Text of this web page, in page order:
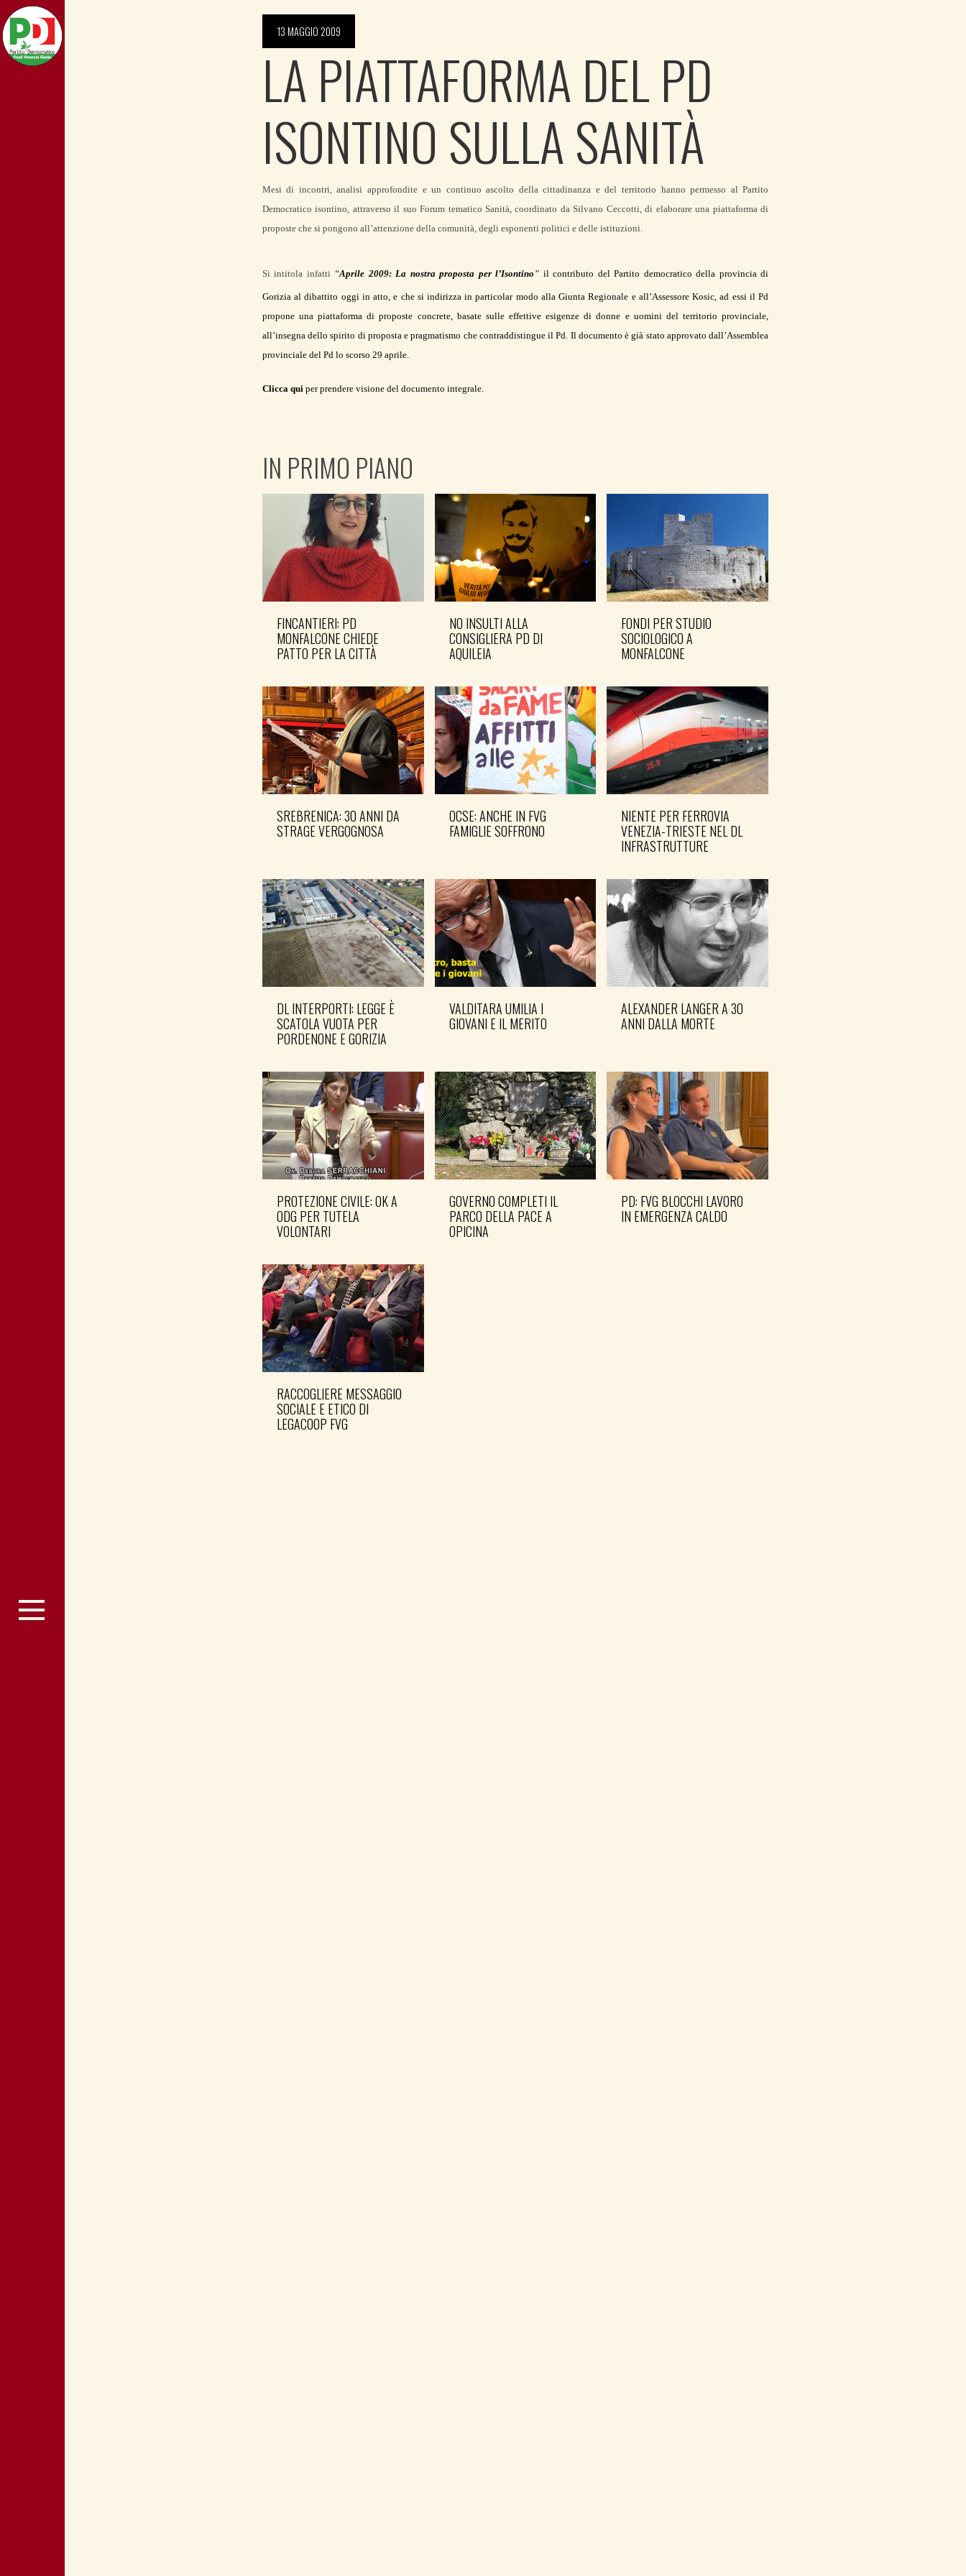
13 MAGGIO 2009
LA PIATTAFORMA DEL PD
ISONTINO SULLA SANITÀ
Mesi di incontri, analisi approfondite e un continuo ascolto della cittadinanza e del territorio hanno permesso al Partito
Democratico isontino, attraverso il suo Forum tematico Sanità, coordinato da Silvano Ceccotti, di elaborare una piattaforma di
proposte che si pongono all’attenzione della comunità, degli esponenti politici e delle istituzioni.
Si intitola infatti “Aprile 2009: La nostra proposta per l’Isontino ” ilcontributo del Partito democratico della provincia di
Gorizia al dibattito oggi in atto, e che si indirizza in particolar modo alla Giunta Regionale e all’Assessore Kosic, ad essi il Pd
propone una piattaforma di proposte concrete, basate sulle effettive esigenze di donne e uomini del territorio provinciale,
all’insegna dello spirito di proposta e pragmatismo che contraddistingue il Pd. Il documento è già stato approvato dall’Assemblea
provinciale del Pd lo scorso 29 aprile.
Clicca quiper prendere visione del documento integrale.
IN PRIMO PIANO
FINCANTIERI: PD
MONFALCONE CHIEDE
PATTO PER LA CITTÀ
NO INSULTI ALLA
CONSIGLIERA PD DI
AQUILEIA
FONDI PER STUDIO
SOCIOLOGICO A
MONFALCONE
SREBRENICA: 30 ANNI DA
STRAGE VERGOGNOSA
OCSE: ANCHE IN FVG
FAMIGLIE SOFFRONO
NIENTE PER FERROVIA
VENEZIA-TRIESTE NEL DL
INFRASTRUTTURE
DL INTERPORTI: LEGGE È
SCATOLA VUOTA PER
PORDENONE E GORIZIA
VALDITARA UMILIA I
GIOVANI E IL MERITO
ALEXANDER LANGER A 30
ANNI DALLA MORTE
PROTEZIONE CIVILE: OK A
ODG PER TUTELA
VOLONTARI
GOVERNO COMPLETI IL
PARCO DELLA PACE A
OPICINA
PD: FVG BLOCCHI LAVORO
IN EMERGENZA CALDO
RACCOGLIERE MESSAGGIO
SOCIALE E ETICO DI
LEGACOOP FVG